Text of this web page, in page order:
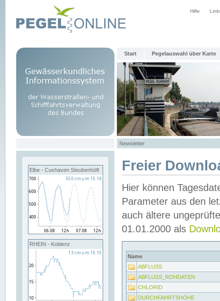
Hilfe
Start Pegelauswahl über Karte
Newsletter
Elbe - Cuxhaven Steubenhöft
RHEIN - Koblenz
Freier
Hier können
Parameter aus den
auch ältere
01.01.2000 als
Name
ABFLUSS
ABFLUSS_ROHDATEN
CHLORID
DURCHFAHRTSHÖHE